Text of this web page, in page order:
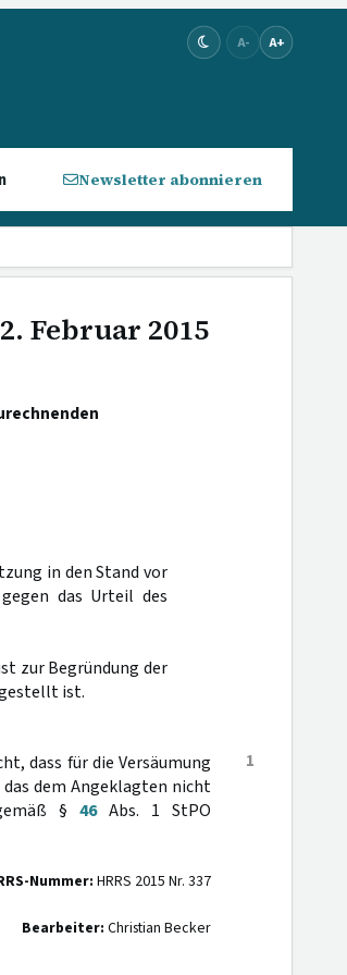
A- A+
Newsletter abonnieren
Februar 2015
in den Stand vor
das Urteil des
zur Begründung der
ist.
1
dass für die Versäumung
dem Angeklagten nicht
§46Abs. 1 StPO
Nummer: HRRS 2015 Nr. 337
Bearbeiter: Christian Becker